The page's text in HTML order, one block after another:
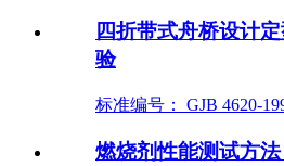
四折带式舟桥设计
验
标准编号： GJB 4620-
燃烧剂性能测试方